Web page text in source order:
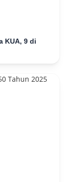
KUA, 9 di